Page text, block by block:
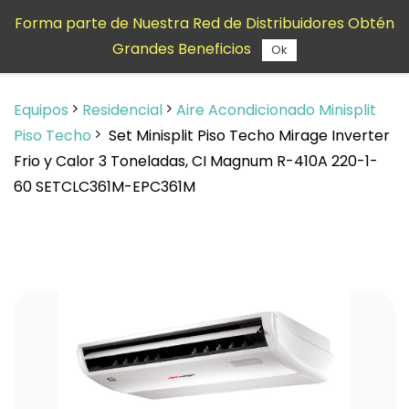
contenido
Equipos Residencial
Aire Acondicionado Minisplit
Piso Techo
Set Minisplit Piso Techo Mirage Inverter
Frio y Calor 3 Toneladas, CI Magnum R-410A 220-1-
60 SETCLC361M-EPC361M
Forma parte de Nuestra Red de Distribuidores Obtén
Grandes Beneficios
Ok